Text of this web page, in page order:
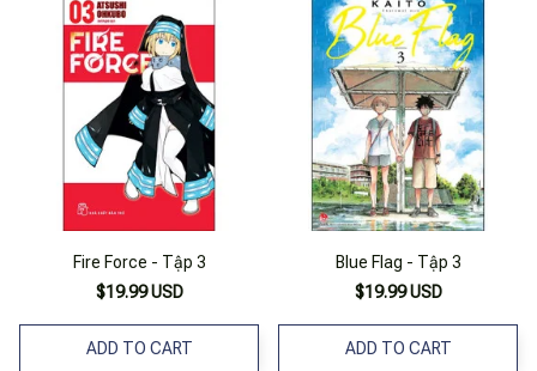
Fire Force - Tập 3
$19.99 USD
ADD TO CART
Blue Flag - Tập 3
$19.99 USD
ADD TO CART